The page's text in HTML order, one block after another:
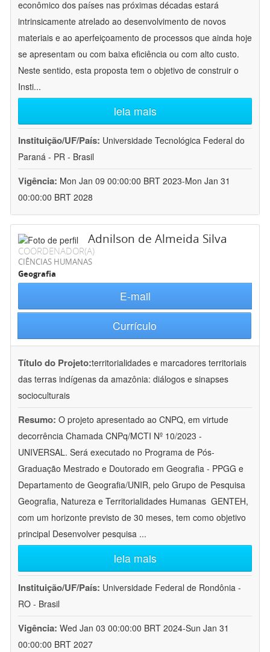
econômico dos países nas próximas décadas estará
intrinsicamente atrelado ao desenvolvimento de novos
materiais e ao aperfeiçoamento de processos que ainda hoje
se apresentam ou com baixa eficiência ou com alto custo.
Neste sentido, esta proposta tem o objetivo de construir o
Insti...
leia mais
Instituição/UF/País: Universidade Tecnológica Federal do
Paraná - PR - Brasil
Vigência: Mon Jan 09 00:00:00 BRT 2023-Mon Jan 31
00:00:00 BRT 2028
Adnilson de Almeida Silva
COORDENADOR(A)
CIÊNCIAS HUMANAS
Geografia
E-mail
Currículo
Título do Projeto:territorialidades e marcadores territoriais
das terras indígenas da amazônia: diálogos e sinapses
socioculturais
Resumo: O projeto apresentado ao CNPQ, em virtude
decorrência Chamada CNPq/MCTI Nº 10/2023 -
UNIVERSAL. Será executado no Programa de Pós-
Graduação Mestrado e Doutorado em Geografia - PPGG e
Departamento de Geografia/UNIR, pelo Grupo de Pesquisa
Geografia, Natureza e Territorialidades Humanas  GENTEH,
com um horizonte previsto de 30 meses, tem como objetivo
principal Desenvolver pesquisa ...
leia mais
Instituição/UF/País: Universidade Federal de Rondônia -
RO - Brasil
Vigência: Wed Jan 03 00:00:00 BRT 2024-Sun Jan 31
00:00:00 BRT 2027